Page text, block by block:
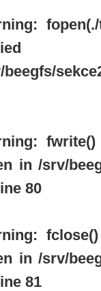
:
beegfs/
:
in /srv/
80
:
in /srv/
81